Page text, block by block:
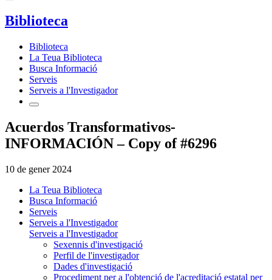
Biblioteca
Biblioteca
La Teua Biblioteca
Busca Informació
Serveis
Serveis a l'Investigador
Acuerdos Transformativos-
INFORMACIÓN – Copy of #6296
10 de gener 2024
La Teua Biblioteca
Busca Informació
Serveis
Serveis a l'Investigador
Serveis a l'Investigador
Sexennis d'investigació
Perfil de l'investigador
Dades d'investigació
Procediment per a l'obtenció de l'acreditació estatal per